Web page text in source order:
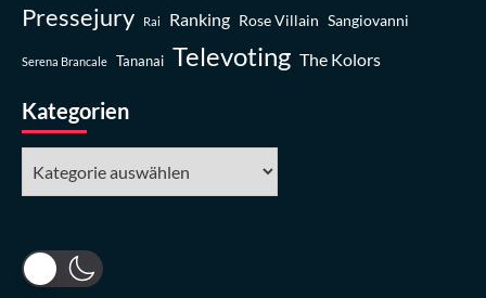
Pressejury Rai Ranking Rose Villain Sangiovanni
Serena Brancale Tananai Televoting The Kolors
Kategorien